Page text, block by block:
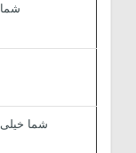
شما